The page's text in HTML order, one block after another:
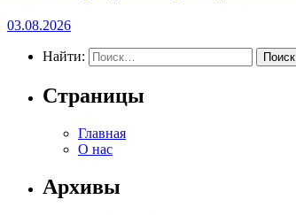
03.08.2026
Найти:
Страницы
Главная
О нас
Архивы